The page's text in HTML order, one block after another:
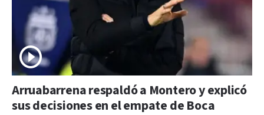
Arruabarrena respaldó a Montero y explicó
sus decisiones en el empate de Boca